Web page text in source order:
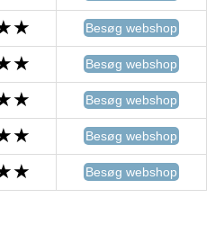
Besøg webshop
Besøg webshop
Besøg webshop
Besøg webshop
Besøg webshop